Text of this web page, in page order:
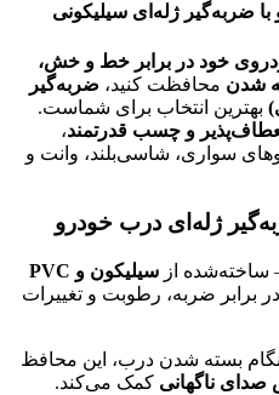
ضربه‌گیر ژله‌ای سیلیکونی
خود در برابر خط و خش،
شدن محافظت کنید، ضربه‌گیر
بهترین انتخاب برای شماست.
و چسب قدرتمند،
سواری، شاسی‌بلند، وانت و
ژله‌ای درب خودرو
ساخته‌شده از
سیلیکون و PVC
در برابر ضربه، رطوبت و تغییرات
بسته شدن درب، این محافظ
ناگهانی کمک می‌کند.